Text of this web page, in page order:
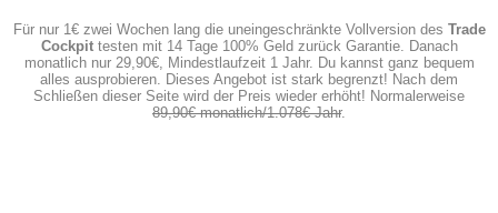
Für nur 1€ zwei Wochen lang die uneingeschränkte Vollversion des Trade
Cockpittesten mit 14 Tage 100% Geld zurück Garantie. Danach
monatlich nur 29,90€, Mindestlaufzeit 1 Jahr. Du kannst ganz bequem
alles ausprobieren. Dieses Angebot ist stark begrenzt! Nach dem
Schließen dieser Seite wird der Preis wieder erhöht! Normalerweise
89,90€ monatlich/1.078€ Jahr.